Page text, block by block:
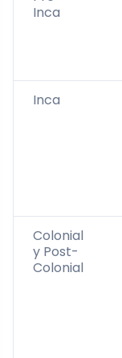
Inca
Inca
Colonial
y Post-
Colonial